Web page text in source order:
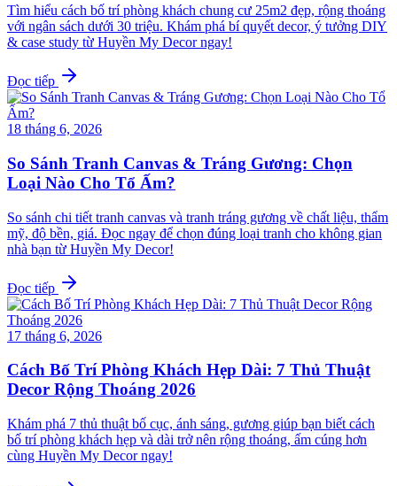
Tìm hiểu cách bố trí phòng khách chung cư 25m2 đẹp, rộng thoáng
với ngân sách dưới 30 triệu. Khám phá bí quyết decor, ý tưởng DIY
& case study từ Huyền My Decor ngay!
Đọc tiếp
18 tháng 6, 2026
So Sánh Tranh Canvas & Tráng Gương: Chọn
Loại Nào Cho Tổ Ấm?
So sánh chi tiết tranh canvas và tranh tráng gương về chất liệu, thẩm
mỹ, độ bền, giá. Đọc ngay để chọn đúng loại tranh cho không gian
nhà bạn từ Huyền My Decor!
Đọc tiếp
17 tháng 6, 2026
Cách Bố Trí Phòng Khách Hẹp Dài: 7 Thủ Thuật
Decor Rộng Thoáng 2026
Khám phá 7 thủ thuật bố cục, ánh sáng, gương giúp bạn biết cách
bố trí phòng khách hẹp và dài trở nên rộng thoáng, ấm cúng hơn
cùng Huyền My Decor ngay!